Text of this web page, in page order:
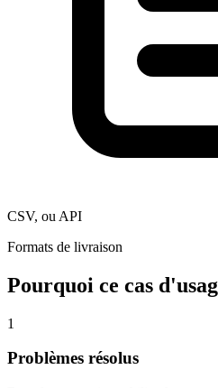
CSV, ou API
Formats de livraison
Pourquoi ce cas
1
Problèmes résolus